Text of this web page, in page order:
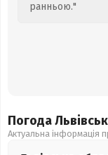
ранньою."
Погода
Актуальна інформація